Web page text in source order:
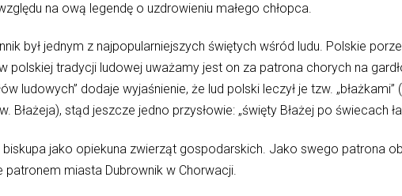
na ową legendę o uzdrowieniu małego chłopca.
był jednym z najpopularniejszych świętych wśród ludu. Polskie
polskiej tradycji ludowej uważamy jest on za patrona chorych na
ludowych” dodaje wyjaśnienie, że lud polski leczył je tzw.
stąd jeszcze jedno przysłowie: „święty Błażej po świecach
jako opiekuna zwierząt gospodarskich. Jako swego patrona
miasta Dubrownik w Chorwacji.